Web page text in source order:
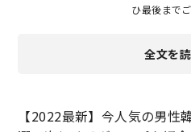
ひ最後まで
全文を
【2022最新】今人気の男性